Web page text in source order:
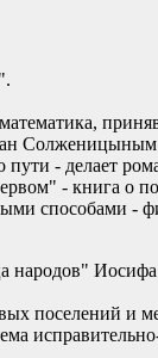
Солженицыным
- делает
- книга о
способами -
народов"
поселений и